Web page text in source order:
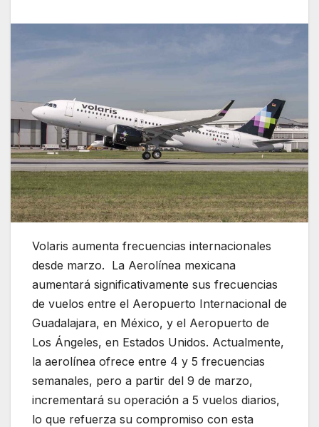
Volaris aumenta frecuencias internacionales
desde marzo. La Aerolínea mexicana
aumentará significativamente sus frecuencias
de vuelos entre el Aeropuerto Internacional de
Guadalajara, en México, y el Aeropuerto de
Los Ángeles, en Estados Unidos. Actualmente,
la aerolínea ofrece entre 4 y 5 frecuencias
semanales, pero a partir del 9 de marzo,
incrementará su operación a 5 vuelos diarios,
lo que refuerza su compromiso con esta